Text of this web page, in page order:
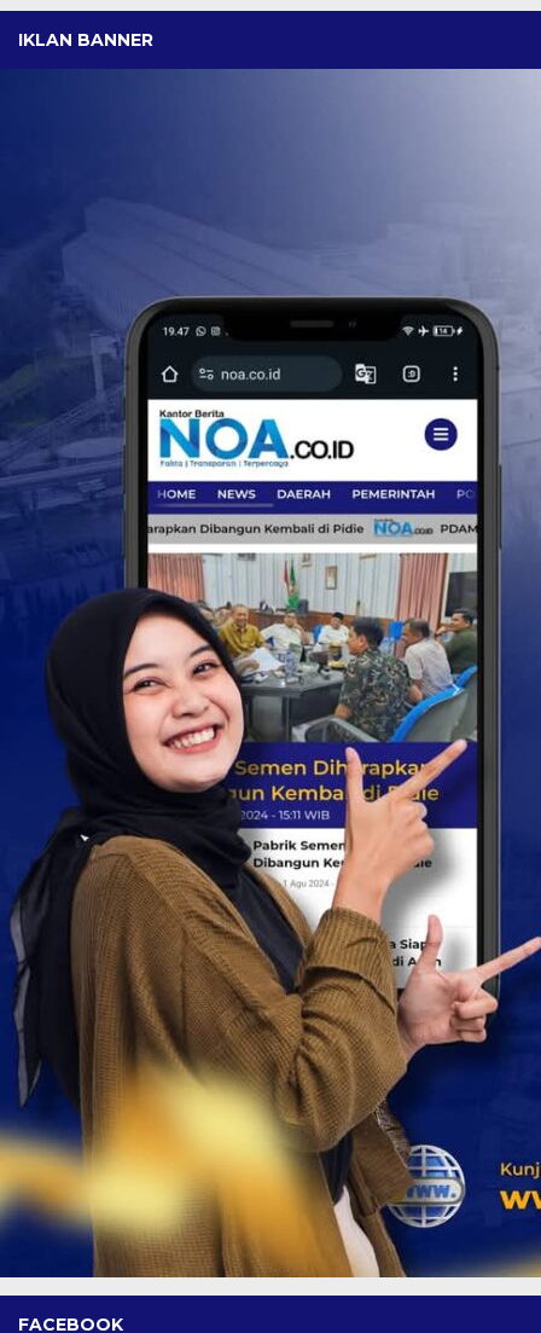
IKLAN BANNER
FACEBOOK